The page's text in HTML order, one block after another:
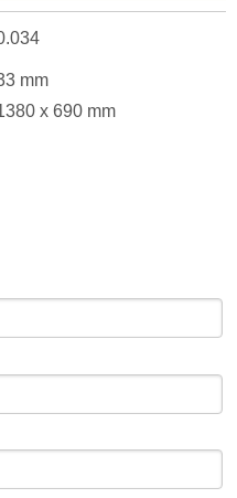
mm
x 690 mm